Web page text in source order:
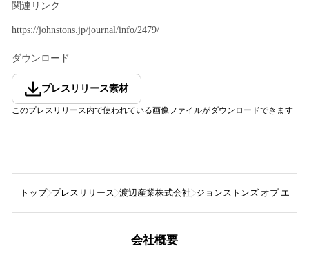
関連リンク
https://johnstons.jp/journal/info/2479/
ダウンロード
プレスリリース素材
このプレスリリース内で使われている画像ファイルがダウンロードできます
トップ プレスリリース 渡辺産業株式会社 ジョンストンズ オブ エル
会社概要